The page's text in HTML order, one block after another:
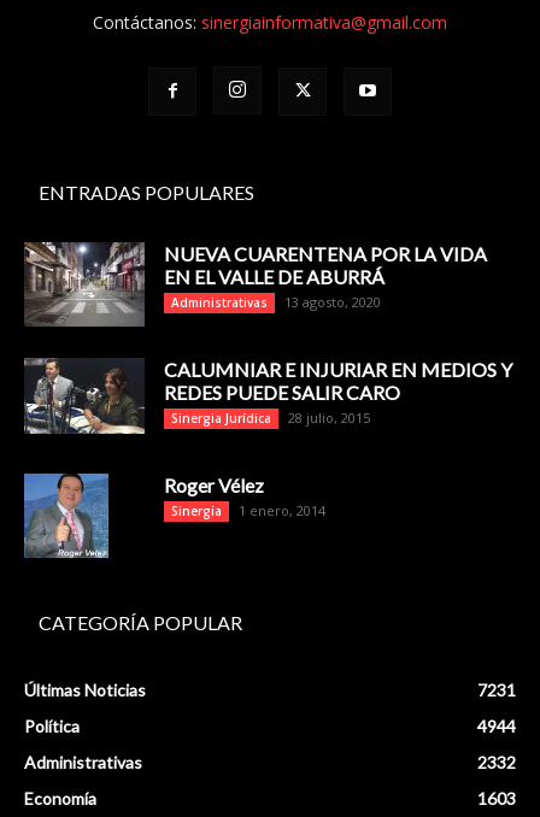
Contáctanos: sinergiainformativa@gmail.com
ENTRADAS POPULARES
NUEVA CUARENTENA POR LA VIDA
EN EL VALLE DE ABURRÁ
Administrativas 13 agosto, 2020
CALUMNIAR E INJURIAR EN MEDIOS Y
REDES PUEDE SALIR CARO
Sinergia Jurídica 28 julio, 2015
Roger Vélez
Sinergia 1 enero, 2014
CATEGORÍA POPULAR
Últimas Noticias
7231
Política
4944
Administrativas
2332
Economía
1603